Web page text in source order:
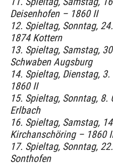
Deisenhofen – 1860 II
12. Spieltag, Sonntag,
1874 Kottern
13. Spieltag, Samstag,
Schwaben Augsburg
14. Spieltag, Dienstag,
1860 II
15. Spieltag, Sonntag, 8.
Erlbach
16. Spieltag, Samstag,
Kirchanschöring – 1860
17. Spieltag, Sonntag,
Sonthofen